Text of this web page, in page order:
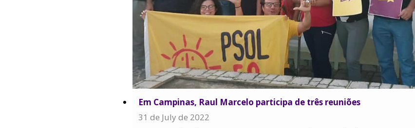
Em Campinas, Raul Marcelo participa de três reuniões
31 de July de 2022